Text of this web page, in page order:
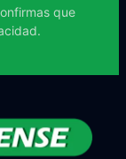
que